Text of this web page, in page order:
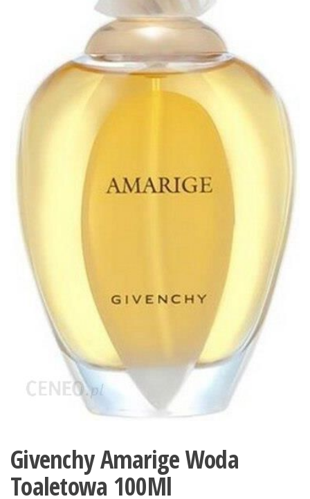
Givenchy Amarige Woda
Toaletowa 100Ml